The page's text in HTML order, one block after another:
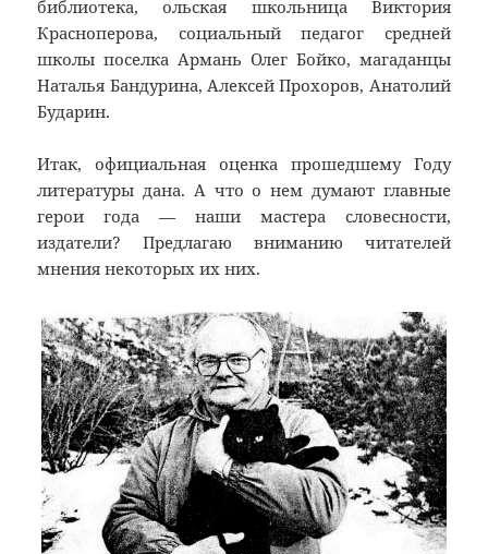
библиотека, ольская школьница Виктория
Красноперова, социальный педагог средней
школы поселка Армань Олег Бойко, магаданцы
Наталья Бандурина, Алексей Прохоров, Анатолий
Бударин.
Итак, официальная оценка прошедшему Году
литературы дана. А что о нем думают главные
герои года — наши мастера словесности,
издатели? Предлагаю вниманию читателей
мнения некоторых их них.